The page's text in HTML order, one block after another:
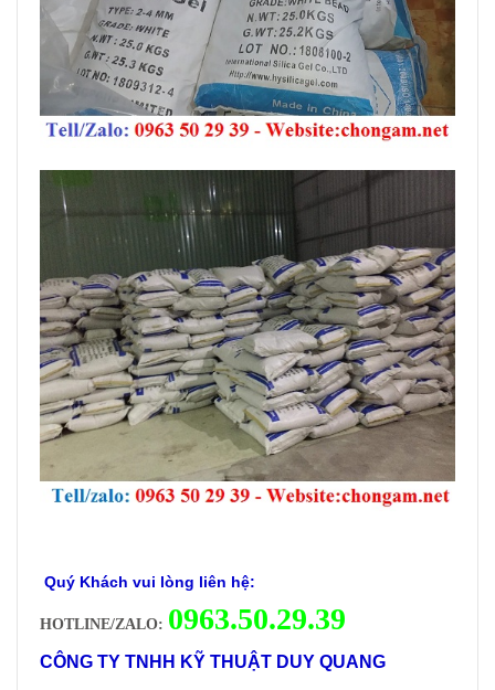
Quý Khách vui lòng liên hệ:
HOTLINE/ZALO: 0963.50.29.39
CÔNG TY TNHH KỸ THUẬT DUY QUANG